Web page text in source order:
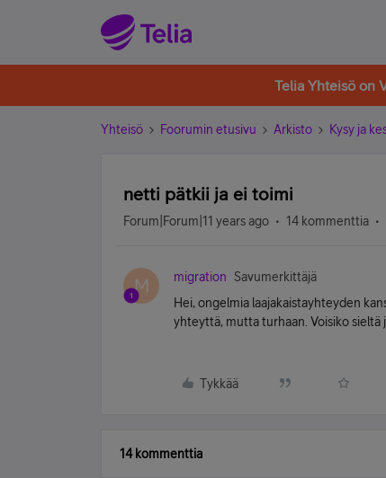
Telia Yhteisö on
Yhteisö Foorumin etusivu Arkisto Kysy ja
netti pätkii ja ei toimi
Forum|Forum|11 years ago 14 kommenttia
M migration
Savumerkittäjä
Hei, ongelmia laajakaistayhteyden
yhteyttä, mutta turhaan. Voisiko sieltä
Tykkää
14 kommenttia